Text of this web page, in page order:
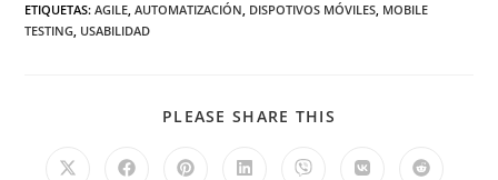
ETIQUETAS:AGILE, AUTOMATIZACIÓN, DISPOTIVOS MÓVILES, MOBILE
TESTING, USABILIDAD
PLEASE SHARE THIS